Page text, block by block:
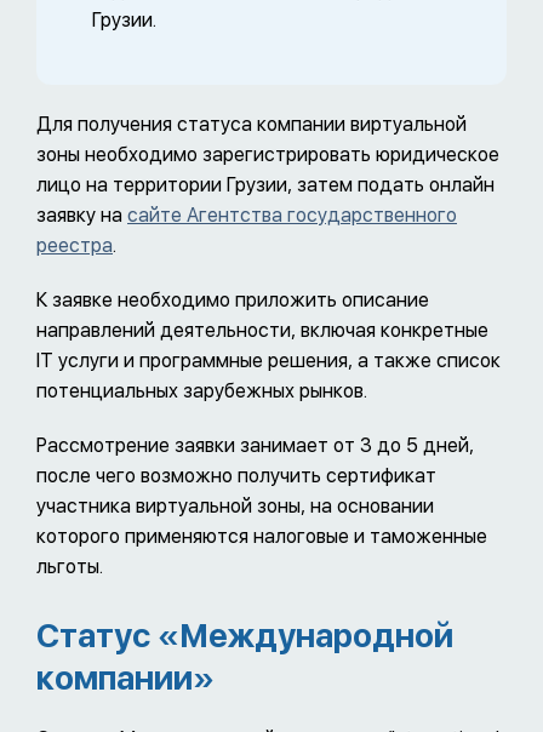
Грузии.
Для получения статуса компании виртуальной
зоны необходимо зарегистрировать юридическое
лицо на территории Грузии, затем подать онлайн
заявку на сайте Агентства государственного
реестра.
К заявке необходимо приложить описание
направлений деятельности, включая конкретные
IT услуги и программные решения, а также список
потенциальных зарубежных рынков.
Рассмотрение заявки занимает от 3 до 5 дней,
после чего возможно получить сертификат
участника виртуальной зоны, на основании
которого применяются налоговые и таможенные
льготы.
Статус «Международной
компании»